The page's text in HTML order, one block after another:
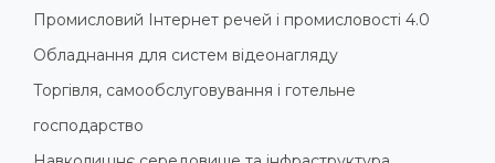
Промисловий Інтернет речей і промисловості 4.0
Обладнання для систем відеонагляду
Торгівля, самообслуговування і готельне
господарство